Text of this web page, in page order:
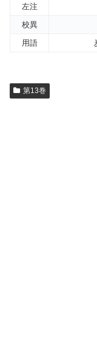
左注
校異
用語
第13巻